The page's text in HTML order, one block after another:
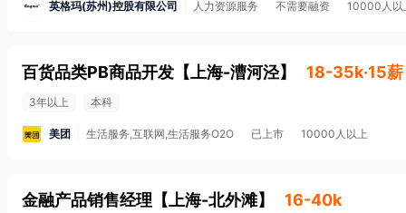
英格玛(苏州)控股有限公司 人力资源服务 不需要融资 10000人以
百货品类PB商品开发 【 上海-漕河泾】 18-35k·15薪
3年以上 本科
美团 生活服务,互联网,生活服务O2O 已上市 10000人以上
金融产品销售经理 【 上海-北外滩】 16-40k